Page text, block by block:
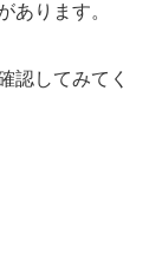
あります。
認してみてく